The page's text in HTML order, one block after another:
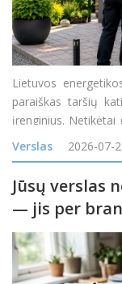
Lietuvos
paraiškas taršių
įrenginius. Netikėtai
rodo itin didelį
šilumos siurbliais
Verslas 2026-07-
Jūsų verslas
— jis per